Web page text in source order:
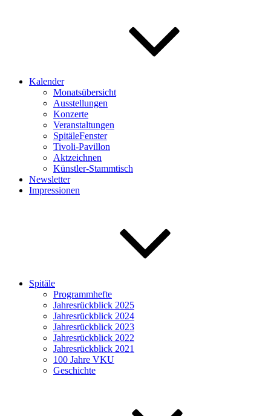
Kalender
Monatsübersicht
Ausstellungen
Konzerte
Veranstaltungen
SpitäleFenster
Tivoli-Pavillon
Aktzeichnen
Künstler-Stammtisch
Newsletter
Impressionen
Spitäle
Programmhefte
Jahresrückblick 2025
Jahresrückblick 2024
Jahresrückblick 2023
Jahresrückblick 2022
Jahresrückblick 2021
100 Jahre VKU
Geschichte